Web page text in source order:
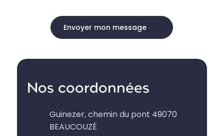
Nos coordonnées
Guinezer, chemin du pont 49070
BEAUCOUZÉ